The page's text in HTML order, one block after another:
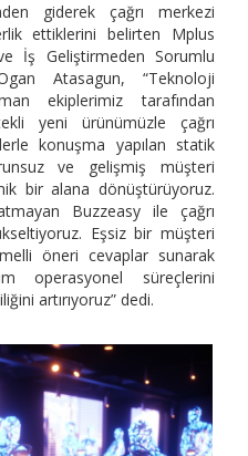
giderek çağrı merkezi
ettiklerini belirten Mplus
İş Geliştirmeden Sorumlu
Atasagun, “Teknoloji
ekiplerimiz tarafından
yeni ürünümüzle çağrı
konuşma yapılan statik
ve gelişmiş müşteri
bir alana dönüştürüyoruz.
Buzzeasy ile çağrı
Eşsiz bir müşteri
öneri cevaplar sunarak
operasyonel süreçlerini
artırıyoruz” dedi.